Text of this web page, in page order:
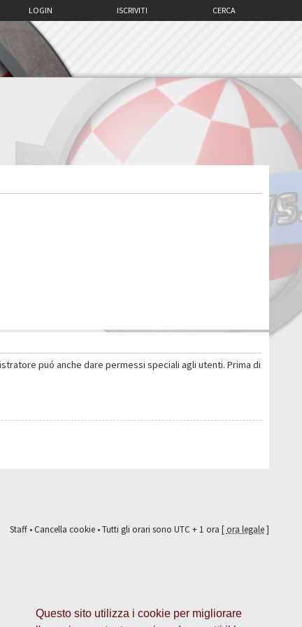
Questo sito utilizza i cookie per migliorare
CERCA
ISCRIVITI
LOGIN
puó anche dare permessi speciali agli utenti. Prima di
Staff•Cancella cookie• Tutti gli orari sono UTC + 1 ora [ora legale]